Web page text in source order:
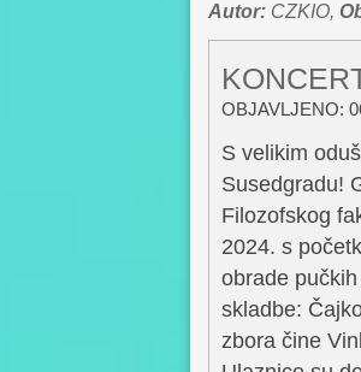
Autor: CZKIO,
OBJAVLJENO:
S velikim
Susedgradu!
Filozofskog
2024. s
obrade
skladbe:
zbora čine